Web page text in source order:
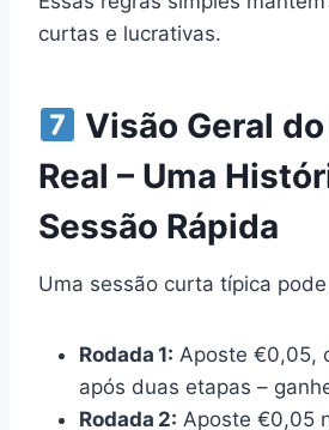
curtas e lucrativas.
Visão Geral
Real – Uma
Sessão Rápida
Uma sessão curta típica
Rodada 1: Aposte €0,05,
após duas etapas –
Rodada 2: Aposte €0,05